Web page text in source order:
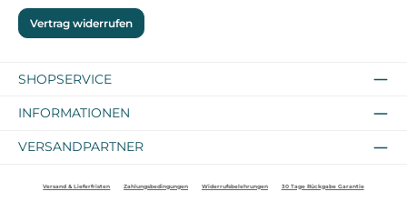
Vertrag widerrufen
SHOPSERVICE
INFORMATIONEN
VERSANDPARTNER
Versand & Lieferfristen Zahlungsbedingungen Widerrufsbelehrungen 30 Tage Rückgabe Garantie